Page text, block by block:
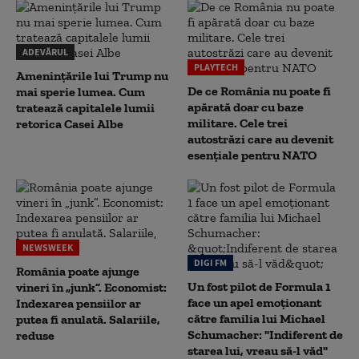
ADEVĂRUL
Amenințările lui Trump nu
mai sperie lumea. Cum
tratează capitalele lumii
retorica Casei Albe
PLAYTECH
De ce România nu poate fi
apărată doar cu baze
militare. Cele trei
autostrăzi care au devenit
esențiale pentru NATO
NEWSWEEK
România poate ajunge
vineri în „junk”. Economist:
Indexarea pensiilor ar
putea fi anulată. Salariile,
reduse
DIGI FM
Un fost pilot de Formula 1
face un apel emoționant
către familia lui Michael
Schumacher: "Indiferent de
starea lui, vreau să-l văd"